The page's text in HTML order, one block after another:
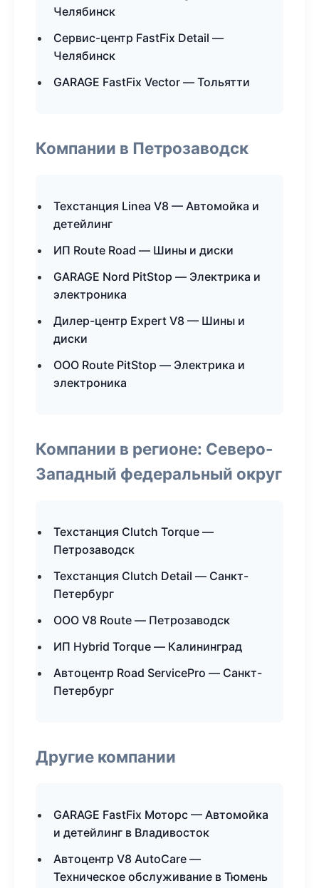
Челябинск
Сервис-центр FastFix Detail —
Челябинск
GARAGE FastFix Vector — Тольятти
Компании в Петрозаводск
Техстанция Linea V8 — Автомойка и
детейлинг
ИП Route Road — Шины и диски
GARAGE Nord PitStop — Электрика и
электроника
Дилер-центр Expert V8 — Шины и
диски
ООО Route PitStop — Электрика и
электроника
Компании в регионе: Северо-
Западный федеральный округ
Техстанция Clutch Torque —
Петрозаводск
Техстанция Clutch Detail — Санкт-
Петербург
ООО V8 Route — Петрозаводск
ИП Hybrid Torque — Калининград
Автоцентр Road ServicePro — Санкт-
Петербург
Другие компании
GARAGE FastFix Моторс — Автомойка
и детейлинг в Владивосток
Автоцентр V8 AutoCare —
Техническое обслуживание в Тюмень